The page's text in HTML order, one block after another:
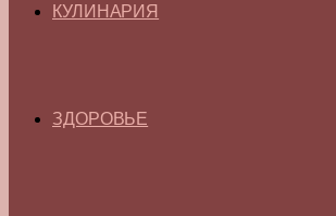
КУЛИНАРИЯ
ЗДОРОВЬЕ